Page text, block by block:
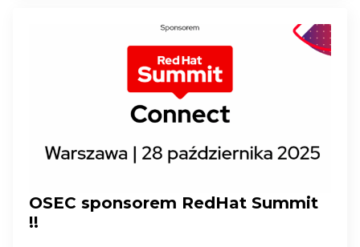
OSEC sponsorem RedHat Summit
!!